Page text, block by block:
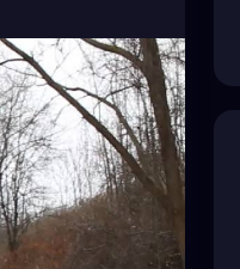
#miapetals